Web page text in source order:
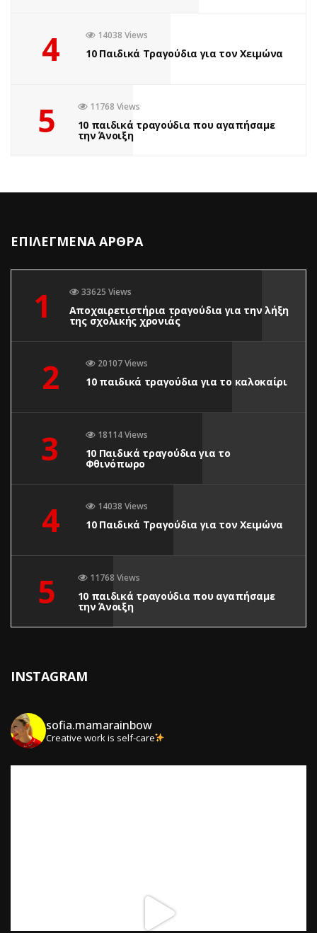
4 14038 Views
10 Παιδικά Τραγούδια για τον Χειμώνα
5 11768 Views
10 παιδικά τραγούδια που αγαπήσαμε
την Άνοιξη
ΕΠΙΛΕΓΜΕΝΑ ΑΡΘΡΑ
1 33625 Views
Αποχαιρετιστήρια τραγούδια για την λήξη
της σχολικής χρονιάς
2 20107 Views
10 παιδικά τραγούδια για το καλοκαίρι
3 18114 Views
10 Παιδικά τραγούδια για το
Φθινόπωρο
4 14038 Views
10 Παιδικά Τραγούδια για τον Χειμώνα
5 11768 Views
10 παιδικά τραγούδια που αγαπήσαμε
την Άνοιξη
INSTAGRAM
sofia.mamarainbow
Creative work is self-care